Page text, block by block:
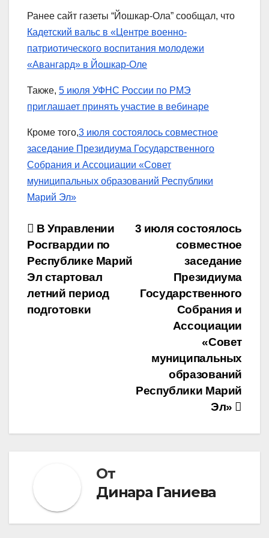
Ранее сайт газеты “Йошкар-Ола” сообщал, что
Кадетский вальс в «Центре военно-
патриотического воспитания молодежи
«Авангард» в Йошкар-Оле
Также, 5 июля УФНС России по РМЭ
приглашает принять участие в вебинаре
Кроме того,3 июля состоялось совместное
заседание Президиума Государственного
Собрания и Ассоциации «Совет
муниципальных образований Республики
Марий Эл»
Навигация
по
записям
3 июля состоялось
совместное
заседание
Президиума
Государственного
Собрания и
Ассоциации
«Совет
муниципальных
образований
Республики Марий
Эл»
В Управлении
Росгвардии по
Республике Марий
Эл стартовал
летний период
подготовки
От
Динара Ганиева